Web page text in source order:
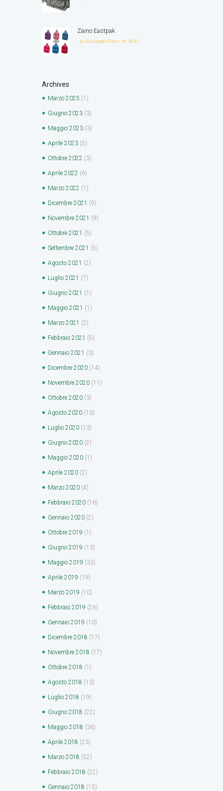
Zaino Eastpak
byAlessandra Fierro 8644
Archives
Marzo 2025 (1)
Giugno 2023 (3)
Maggio 2023 (3)
Aprile 2023 (5)
Ottobre 2022 (3)
Aprile 2022 (6)
Marzo 2022 (1)
Dicembre 2021 (9)
Novembre 2021 (9)
Ottobre 2021 (5)
Settembre 2021 (5)
Agosto 2021 (2)
Luglio 2021 (7)
Giugno 2021 (1)
Maggio 2021 (1)
Marzo 2021 (2)
Febbraio 2021 (5)
Gennaio 2021 (3)
Dicembre 2020 (14)
Novembre 2020 (11)
Ottobre 2020 (3)
Agosto 2020 (10)
Luglio 2020 (13)
Giugno 2020 (2)
Maggio 2020 (1)
Aprile 2020 (2)
Marzo 2020 (4)
Febbraio 2020 (16)
Gennaio 2020 (2)
Ottobre 2019 (1)
Giugno 2019 (13)
Maggio 2019 (33)
Aprile 2019 (19)
Marzo 2019 (10)
Febbraio 2019 (26)
Gennaio 2019 (10)
Dicembre 2018 (17)
Novembre 2018 (17)
Ottobre 2018 (1)
Agosto 2018 (13)
Luglio 2018 (19)
Giugno 2018 (22)
Maggio 2018 (36)
Aprile 2018 (23)
Marzo 2018 (52)
Febbraio 2018 (22)
Gennaio 2018 (15)